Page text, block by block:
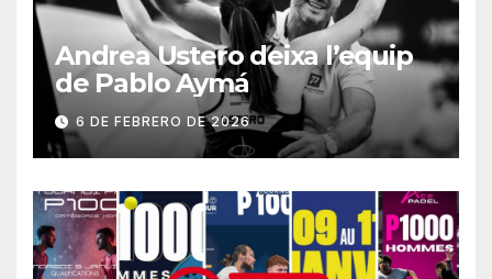
Andrea Ustero deixa l’equip
de Pablo Aymá
6 DE FEBRERO DE 2026